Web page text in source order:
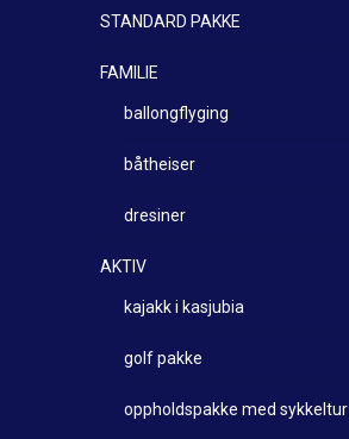
STANDARD PAKKE
FAMILIE
ballongflyging
båtheiser
dresiner
AKTIV
kajakk i kasjubia
golf pakke
oppholdspakke med sykkeltur